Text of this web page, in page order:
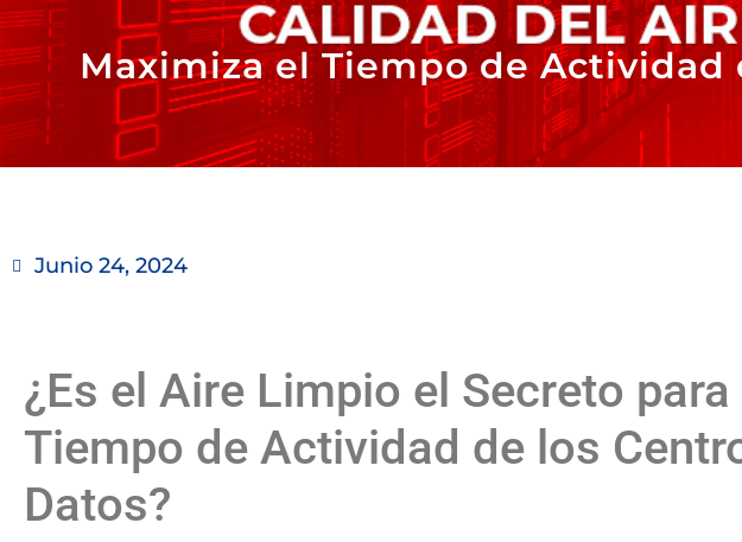
Maximiza el Tiempo de Actividad
Junio 24, 2024
¿Es el Aire Limpio el Secreto para
Tiempo de Actividad de los
Datos?